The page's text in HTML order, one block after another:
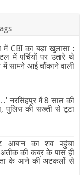
में CBI का बड़ा खुलासा :
में पर्चियों पर उतारे थे
में सामने आई चौंकाने वाली
नरसिंहपुर में 8 साल की
पुलिस की सख्ती से टूटा
का शव पहुंचा
अतीक की कब्र के पास ही
के आने की अटकलों से